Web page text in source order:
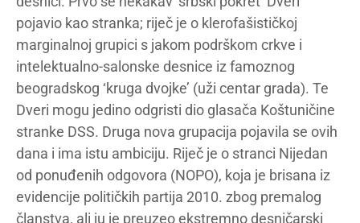
pojavio kao stranka; riječ je o klerofašističkoj
marginalnoj grupici s jakom podrškom crkve i
intelektualno-salonske desnice iz famoznog
beogradskog ‘kruga dvojke’ (uži centar grada). Te
Dveri mogu jedino odgristi dio glasača Koštuničine
stranke DSS. Druga nova grupacija pojavila se ovih
dana i ima istu ambiciju. Riječ je o stranci Nijedan
od ponuđenih odgovora (NOPO), koja je brisana iz
evidencije političkih partija 2010. zbog premalog
članstva, ali ju je preuzeo ekstremno desničarski